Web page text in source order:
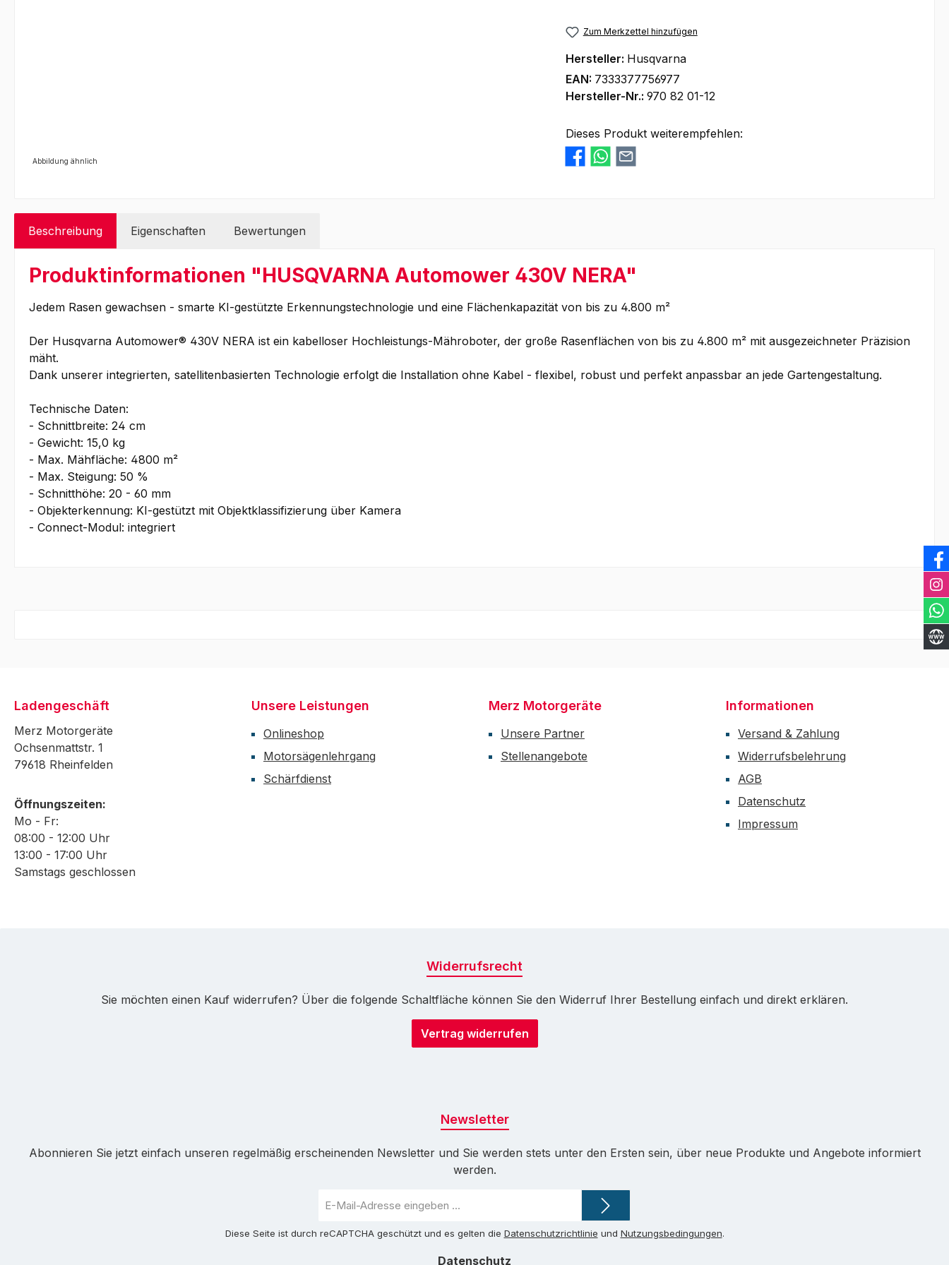
Abbildung ähnlich
Zum Merkzettel hinzufügen
Hersteller: Husqvarna
EAN: 7333377756977
Hersteller-Nr.: 970 82 01-12
Dieses Produkt weiterempfehlen:
Beschreibung Eigenschaften Bewertungen
Produktinformationen "HUSQVARNA Automower 430V NERA"
Jedem Rasen gewachsen - smarte KI-gestützte Erkennungstechnologie und eine Flächenkapazität von bis zu 4.800 m²
Der Husqvarna Automower® 430V NERA ist ein kabelloser Hochleistungs-Mähroboter, der große Rasenflächen von bis zu 4.800 m² mit ausgezeichneter Präzision
mäht.
Dank unserer integrierten, satellitenbasierten Technologie erfolgt die Installation ohne Kabel - flexibel, robust und perfekt anpassbar an jede Gartengestaltung.
Technische Daten:
- Schnittbreite: 24 cm
- Gewicht: 15,0 kg
- Max. Mähfläche: 4800 m²
- Max. Steigung: 50 %
- Schnitthöhe: 20 - 60 mm
- Objekterkennung: KI-gestützt mit Objektklassifizierung über Kamera
- Connect-Modul: integriert
Ladengeschäft
Merz Motorgeräte
Ochsenmattstr. 1
79618 Rheinfelden
Öffnungszeiten:
Mo - Fr:
08:00 - 12:00 Uhr
13:00 - 17:00 Uhr
Samstags geschlossen
Unsere Leistungen
Onlineshop
Motorsägenlehrgang
Schärfdienst
Merz Motorgeräte
Unsere Partner
Stellenangebote
Informationen
Versand & Zahlung
Widerrufsbelehrung
AGB
Datenschutz
Impressum
Widerrufsrecht
Sie möchten einen Kauf widerrufen? Über die folgende Schaltfläche können Sie den Widerruf Ihrer Bestellung einfach und direkt erklären.
Vertrag widerrufen
Newsletter
Abonnieren Sie jetzt einfach unseren regelmäßig erscheinenden Newsletter und Sie werden stets unter den Ersten sein, über neue Produkte und Angebote informiert
werden.
Mail-
Diese Seite ist durch reCAPTCHA geschützt und es gelten die Datenschutzrichtlinie und Nutzungsbedingungen.
Datenschutz